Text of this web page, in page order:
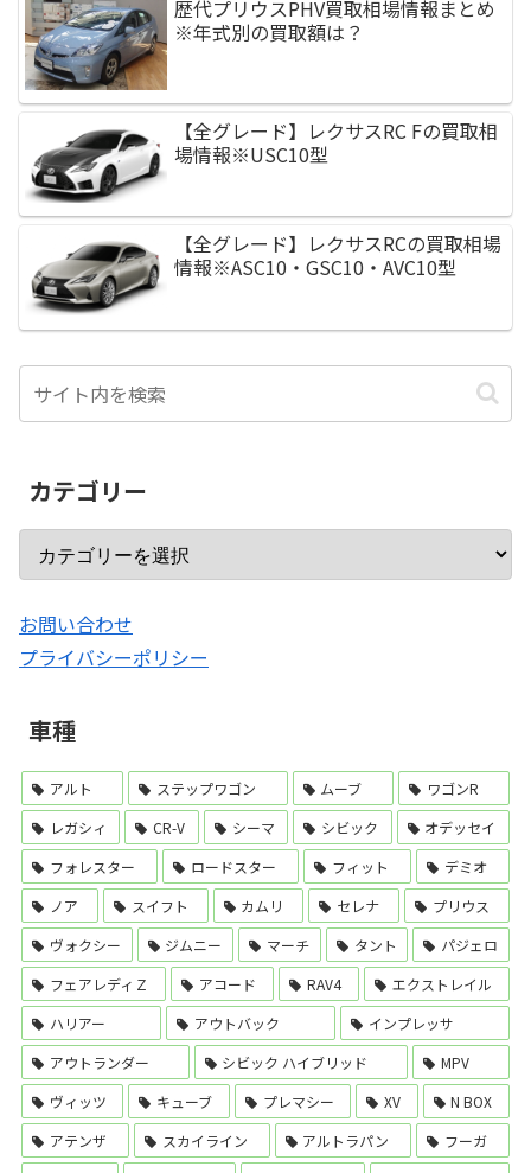
歴代プリウスPHV買取相場情報まとめ
※年式別の買取額は？
【全グレード】レクサスRC Fの買取相
場情報※USC10型
【全グレード】レクサスRCの買取相場
情報※ASC10・GSC10・AVC10型
カテゴリー
お問い合わせ
プライバシーポリシー
車種
アルト ステップワゴン ムーブ
ワゴンR
レガシィ
CR-V シーマ シビック
オデッセイ
フォレスター
ロードスター フィット
デミオ
ノア
スイフト カムリ セレナ
プリウス
ヴォクシー
ジムニー マーチ タント
パジェロ
フェアレディＺ
アコード RAV4
エクストレイル
ハリアー
アウトバック
インプレッサ
アウトランダー
シビック ハイブリッド
MPV
ヴィッツ
キューブ プレマシー XV
N BOX
アテンザ
スカイライン アルトラパン
フーガ